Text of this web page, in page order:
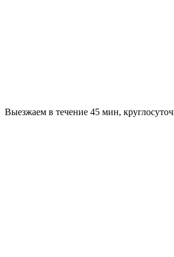
Выезжаем в течение 45 мин,